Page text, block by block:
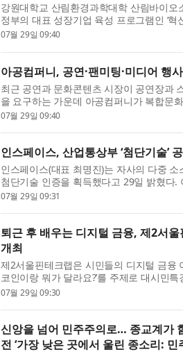
강원대학교 산림환경과학대학 산림바이
정부의 대표 성장기업 육성 프로그램인 ‘
부 농림식품 신기술(NET) 인증까지 획득
07월 29일 09:40
아공컴퍼니, 공연·팬미팅·미디어 행
최근 공연과 문화콘텐츠 시장이 공연장과
을 요구하는 가운데 아공컴퍼니가 복합문
페이스무브는 공연과 팬미팅, 쇼케이스,
07월 29일 09:40
인스페이스, 산업통상부 ‘첨단기술
인스페이스(대표 최명진)는 자사의 다중
첨단기술 인증을 획득했다고 29일 밝혔다
중 데이터 수집 기술·데이터 정제 및 품질
07월 29일 09:31
퇴근 후 배우는 디지털 금융, 제2서
개최
제2서울핀테크랩은 시민들의 디지털 금융
코인이랑 뭐가 달라요?’를 주제로 대시민
시에 진행돼 직장인들도 퇴근 후 별도의
07월 29일 09:30
신앙을 넘어 민주주의로… 종교계가
전 ‘가장 낮은 곳에서 울린 종소리: